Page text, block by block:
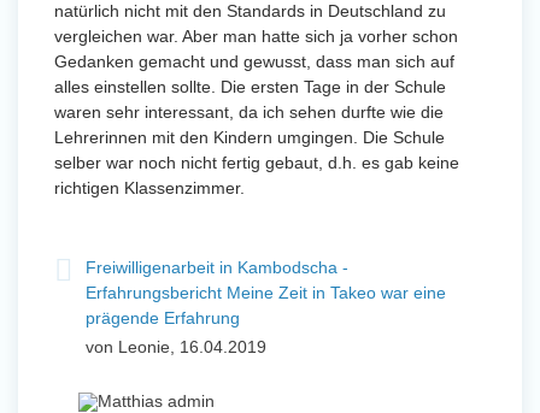
natürlich nicht mit den Standards in Deutschland zu
vergleichen war. Aber man hatte sich ja vorher schon
Gedanken gemacht und gewusst, dass man sich auf
alles einstellen sollte. Die ersten Tage in der Schule
waren sehr interessant, da ich sehen durfte wie die
Lehrerinnen mit den Kindern umgingen. Die Schule
selber war noch nicht fertig gebaut, d.h. es gab keine
richtigen Klassenzimmer.
Freiwilligenarbeit in Kambodscha -
Erfahrungsbericht Meine Zeit in Takeo war eine
prägende Erfahrung
von Leonie, 16.04.2019